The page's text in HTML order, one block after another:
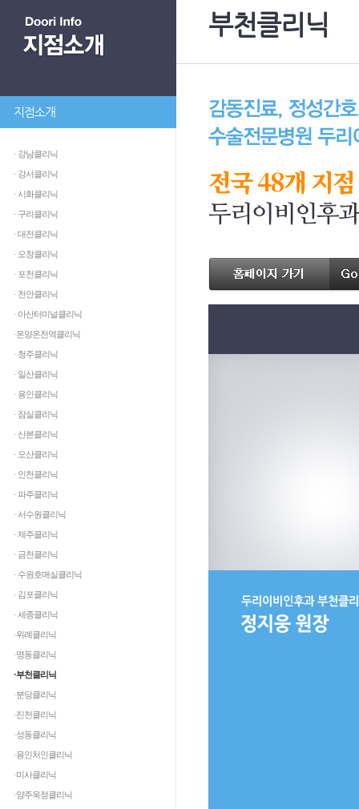
지점소개
· 강남클리닉
· 강서클리닉
· 시화클리닉
· 구리클리닉
· 대전클리닉
· 오창클리닉
· 포천클리닉
· 천안클리닉
· 아산터미널클리닉
·온양온천역클리닉
· 청주클리닉
· 일산클리닉
· 용인클리닉
· 잠실클리닉
· 산본클리닉
· 오산클리닉
· 인천클리닉
· 파주클리닉
· 서수원클리닉
· 제주클리닉
· 금천클리닉
· 수원호매실클리닉
· 김포클리닉
· 세종클리닉
·위례클리닉
·명동클리닉
·부천클리닉
·분당클리닉
·진천클리닉
·성동클리닉
·용인처인클리닉
·미사클리닉
·양주옥정클리닉
부천클리닉
전국 48개 지점